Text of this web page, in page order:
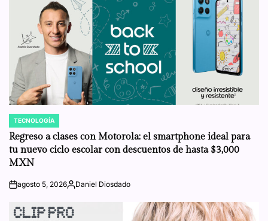
POSTED
IN
TECNOLOGÍA
Regreso a clases con Motorola: el smartphone ideal para
tu nuevo ciclo escolar con descuentos de hasta $3,000
MXN
onagosto 5, 2026Posted
Daniel Diosdado